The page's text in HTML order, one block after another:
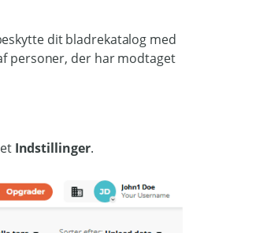
dit bladrekatalog med
personer, der har modtaget
Indstillinger.